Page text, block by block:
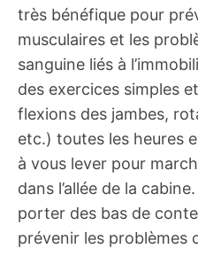
très bénéfique pour
musculaires et les
sanguine liés à
des exercices simples
flexions des jambes,
etc.) toutes les heures
à vous lever pour
dans l’allée de la
porter des bas de
prévenir les problèmes